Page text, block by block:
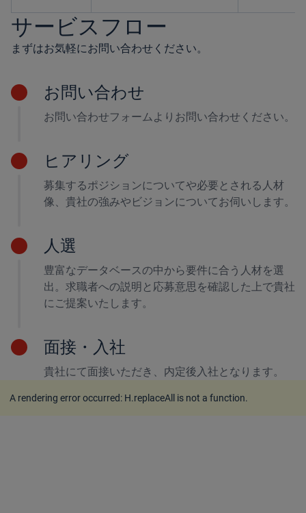
サービスフロー
まずはお気軽にお問い合わせください。
お問い合わせ
お問い合わせフォームよりお問い合わせください。
ヒアリング
募集するポジションについてや必要とされる人材
像、貴社の強みやビジョンについてお伺いします。
人選
豊富なデータベースの中から要件に合う人材を選
出。求職者への説明と応募意思を確認した上で貴社
にご提案いたします。
面接・入社
貴社にて面接いただき、内定後入社となります。
A rendering error occurred: H.replaceAll is not a function.